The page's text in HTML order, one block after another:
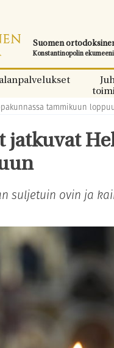
Suomen
Konstantinopolin
tammikuun
jatkuvat
suljetuin ovin ja